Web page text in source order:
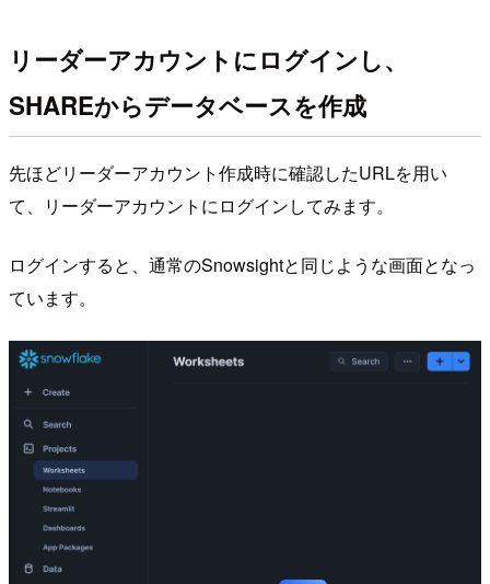
リーダーアカウントにログインし、
SHAREからデータベースを作成
先ほどリーダーアカウント作成時に確認したURLを用い
て、リーダーアカウントにログインしてみます。
ログインすると、通常のSnowsightと同じような画面となっ
ています。